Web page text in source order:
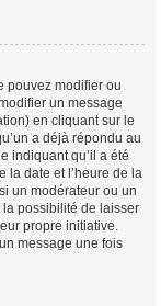
pouvez modifier ou
un message
en cliquant sur le
a déjà répondu au
indiquant qu’il a été
la date et l’heure de la
un modérateur ou un
possibilité de laisser
propre initiative.
message une fois